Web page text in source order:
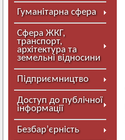
Гуманітарна сфера
Сфера ЖКГ,
транспорт,
архітектура та
земельні відносини
Підприємництво
Доступ до публічної
інформації
Безбар’єрність